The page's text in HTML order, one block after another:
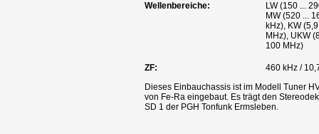
Wellenbereiche:
LW (150 ...
MW (520 ...
kHz), KW
MHz), UKW
100 MHz)
ZF:
460 kHz /
Dieses Einbauchassis ist im Modell Tuner
von Fe-Ra eingebaut. Es trägt den
SD 1 der PGH Tonfunk Ermsleben.